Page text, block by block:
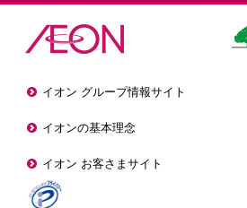
イオン グループ情報サイト
イオンの基本理念
イオン お客さまサイト